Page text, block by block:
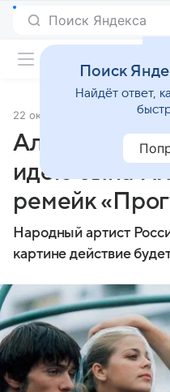
Поиск Яндекса
22 октября 2025 Источник:
Алексей
идею сына
ремейк
Народный артист
картине действие
Поиск
Найдёт ответ,